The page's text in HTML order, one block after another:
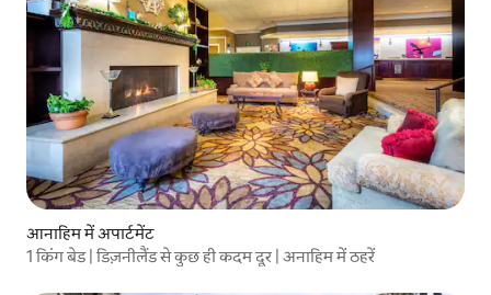
आनाहिम में अपार्टमेंट
1 किंग बेड | डिज़नीलैंड से कुछ ही कदम दूर | अनाहिम में ठहरें